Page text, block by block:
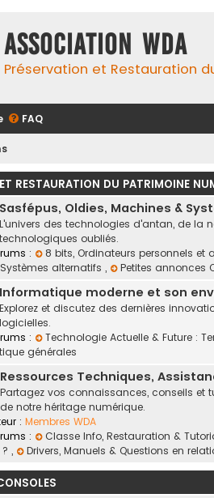
Association WDA
Préservation et Restauration
FAQ
RESTAURATION DU PATRIMOINE
Sasfépus, Oldies, Machines &
L'univers des technologies d'antan, de la
technologiques oubliés.
:
8 bits, Ordinateurs personnels et
Systèmes alternatifs , Petites annonces
Informatique moderne et son
Explorez et discutez des dernières
logicielles.
:
Technologie Actuelle & Future :
générales
Ressources Techniques,
Partagez vos connaissances, conseils
de notre héritage numérique.
: Membres WDA
:
Classe Info, Restauration &
, Drivers, Manuels & Questions en